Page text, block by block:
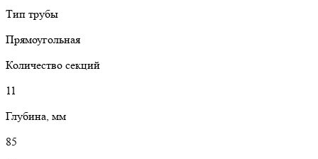
Тип трубы
Прямоугольная
Количество секций
11
Глубина, мм
85